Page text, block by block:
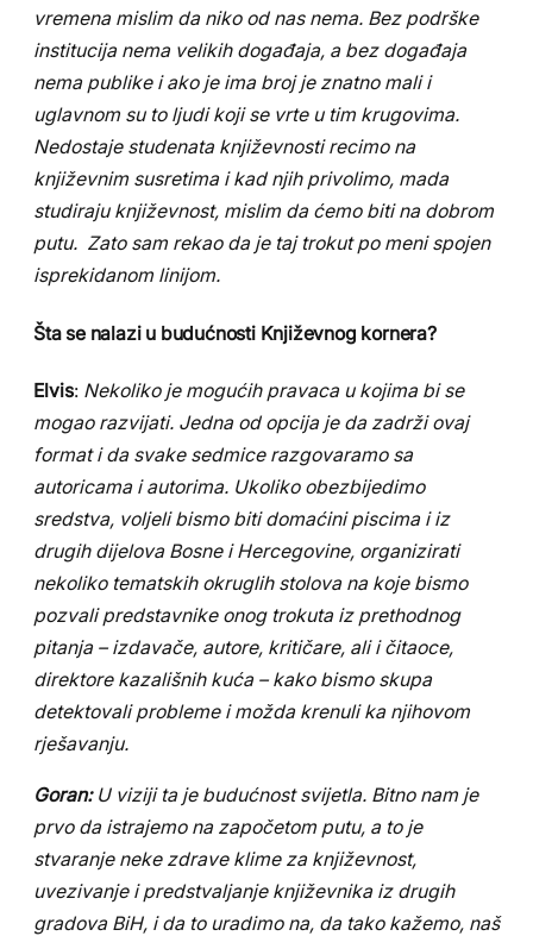
vremena mislim da niko od nas nema. Bez podrške
institucija nema velikih događaja, a bez događaja
nema publike i ako je ima broj je znatno mali i
uglavnom su to ljudi koji se vrte u tim krugovima.
Nedostaje studenata književnosti recimo na
književnim susretima i kad njih privolimo, mada
studiraju književnost, mislim da ćemo biti na dobrom
putu. Zato sam rekao da je taj trokut po meni spojen
isprekidanom linijom.
Šta se nalazi u budućnosti Književnog kornera?
Elvis: Nekoliko je mogućih pravaca u kojima bi se
mogao razvijati. Jedna od opcija je da zadrži ovaj
format i da svake sedmice razgovaramo sa
autoricama i autorima. Ukoliko obezbijedimo
sredstva, voljeli bismo biti domaćini piscima i iz
drugih dijelova Bosne i Hercegovine, organizirati
nekoliko tematskih okruglih stolova na koje bismo
pozvali predstavnike onog trokuta iz prethodnog
pitanja – izdavače, autore, kritičare, ali i čitaoce,
direktore kazališnih kuća – kako bismo skupa
detektovali probleme i možda krenuli ka njihovom
rješavanju.
Goran: U viziji ta je budućnost svijetla. Bitno nam je
prvo da istrajemo na započetom putu, a to je
stvaranje neke zdrave klime za književnost,
uvezivanje i predstvaljanje književnika iz drugih
gradova BiH, i da to uradimo na, da tako kažemo, naš